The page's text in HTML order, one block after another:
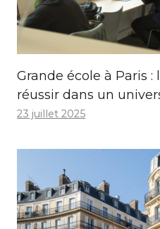
Grande école à Paris :
réussir dans un
23 juillet 2025